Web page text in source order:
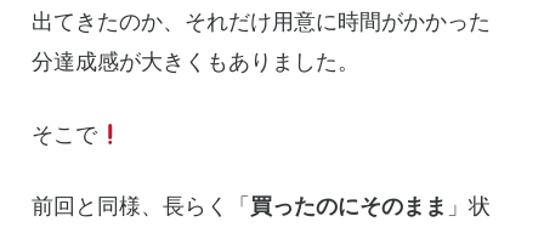
出てきたのか、それだけ用意に時間がかかった
分達成感が大きくもありました。
そこで
前回と同様、長らく「 買ったのにそのまま 」状